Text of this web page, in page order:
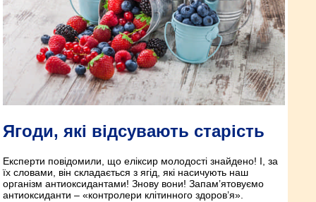
Ягоди, які відсувають старість
Експерти повідомили, що еліксир молодості знайдено! І, за
їх словами, він складається з ягід, які насичують наш
організм антиоксидантами! Знову вони! Запам’ятовуємо
антиоксиданти – «контролери клітинного здоров’я».